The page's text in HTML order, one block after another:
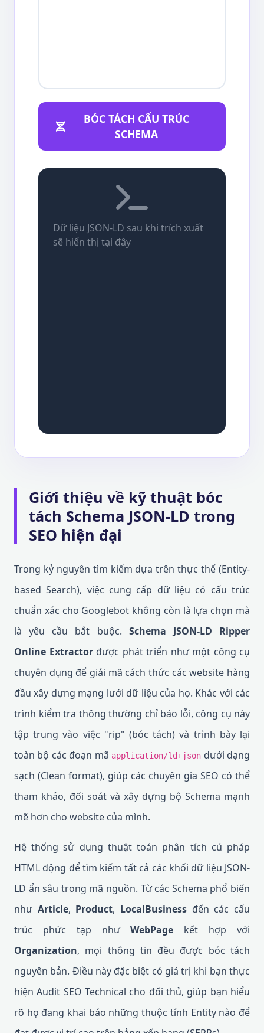
BÓC TÁCH CẤU TRÚC
SCHEMA
Dữ liệu JSON-LD sau khi trích xuất
sẽ hiển thị tại đây
Giới thiệu về kỹ thuật bóc
tách Schema JSON-LD trong
SEO hiện đại
Trong kỷ nguyên tìm kiếm dựa trên thực thể (Entity-
based Search), việc cung cấp dữ liệu có cấu trúc
chuẩn xác cho Googlebot không còn là lựa chọn mà
là yêu cầu bắt buộc. Schema JSON-LD Ripper
Online Extractorđược phát triển như một công cụ
chuyên dụng để giải mã cách thức các website hàng
đầu xây dựng mạng lưới dữ liệu của họ. Khác với các
trình kiểm tra thông thường chỉ báo lỗi, công cụ này
tập trung vào việc "rip" (bóc tách) và trình bày lại
toàn bộ các đoạn mã application/ld+json dưới dạng
sạch (Clean format), giúp các chuyên gia SEO có thể
tham khảo, đối soát và xây dựng bộ Schema mạnh
mẽ hơn cho website của mình.
Hệ thống sử dụng thuật toán phân tích cú pháp
HTML động để tìm kiếm tất cả các khối dữ liệu JSON-
LD ẩn sâu trong mã nguồn. Từ các Schema phổ biến
như Article, Product, LocalBusiness đến các cấu
trúc phức tạp nhưWebPage kết hợp với
Organization, mọi thông tin đều được bóc tách
nguyên bản. Điều này đặc biệt có giá trị khi bạn thực
hiện Audit SEO Technical cho đối thủ, giúp bạn hiểu
rõ họ đang khai báo những thuộc tính Entity nào để